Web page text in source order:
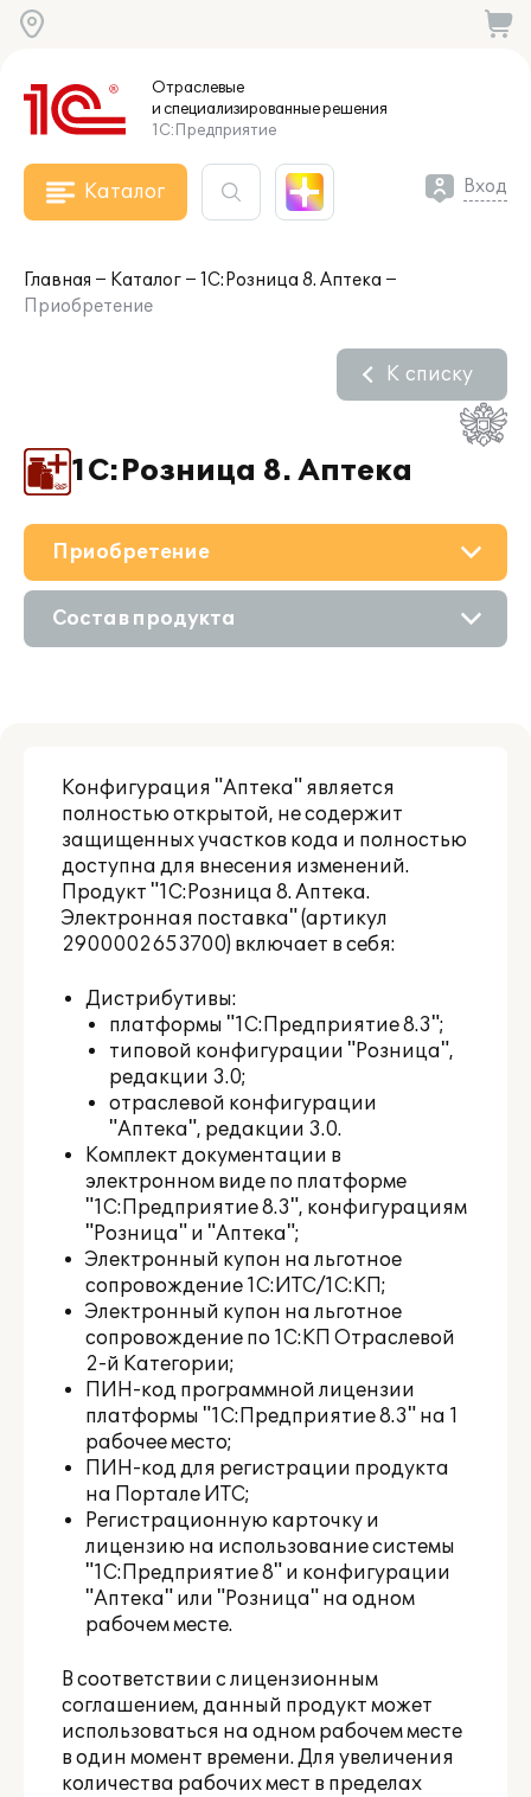
Отраслевые
и специализированныерешения
1С:Предприятие
Каталог Вход
Главная Каталог
1С:Розница 8. Аптека
Приобретение
1С:Розница 8. Аптека
К списку
О решении
Приобретение
Партнерам
Состав продукта
Аренда продукта
Ознакомление
Конфигурация "Аптека" является
полностью открытой, не содержит
защищенных участков кода и полностью
доступна для внесения изменений.
Продукт "1С:Розница 8. Аптека.
Электронная поставка" (артикул
2900002653700) включает в себя:
Дистрибутивы:
платформы "1С:Предприятие 8.3";
типовой конфигурации "Розница",
редакции 3.0;
отраслевой конфигурации
"Аптека", редакции 3.0.
Комплект документации в
электронном виде по платформе
"1С:Предприятие 8.3", конфигурациям
"Розница" и "Аптека";
Электронный купон на льготное
сопровождение 1С:ИТС/1С:КП;
Электронный купон на льготное
сопровождение по 1С:КП Отраслевой
2-й Категории;
ПИН-код программной лицензии
платформы "1С:Предприятие 8.3" на 1
рабочее место;
ПИН-код для регистрации продукта
на Портале ИТС;
Регистрационную карточку и
лицензию на использование системы
"1С:Предприятие 8" и конфигурации
"Аптека" или "Розница" на одном
рабочем месте.
В соответствии с лицензионным
соглашением, данный продукт может
использоваться на одном рабочем месте
в один момент времени. Для увеличения
количества рабочих мест в пределах